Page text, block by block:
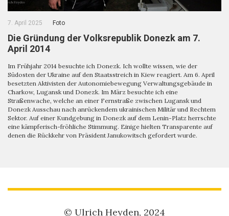
7. April 2025 Foto
Die Gründung der Volksrepublik Donezk am 7.
April 2014
Im Frühjahr 2014 besuchte ich Donezk. Ich wollte wissen, wie der
Südosten der Ukraine auf den Staatsstreich in Kiew reagiert. Am 6. April
besetzten Aktivisten der Autonomiebewegung Verwaltungsgebäude in
Charkow, Lugansk und Donezk. Im März besuchte ich eine
Straßenwache, welche an einer Fernstraße zwischen Lugansk und
Donezk Ausschau nach anrückendem ukrainischen Militär und Rechtem
Sektor. Auf einer Kundgebung in Donezk auf dem Lenin-Platz herrschte
eine kämpferisch-fröhliche Stimmung. Einige hielten Transparente auf
denen die Rückkehr von Präsident Janukowitsch gefordert wurde.
© Ulrich Heyden, 2024